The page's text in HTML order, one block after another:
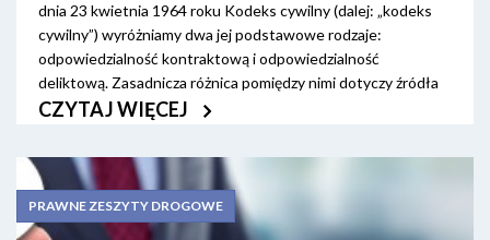
dnia 23 kwietnia 1964 roku Kodeks cywilny (dalej: „kodeks
cywilny”) wyróżniamy dwa jej podstawowe rodzaje:
odpowiedzialność kontraktową i odpowiedzialność
deliktową. Zasadnicza różnica pomiędzy nimi dotyczy źródła
powstania obowiązku odszkodowawczego. W przypadku
zaniechania lub niewłaściwego wykonania przez jedną ze
stron jej obowiązku wynikającego z wcześniej zawartej
umowy, w wyniku czego druga strona doznaje określonego
uszczerbku. Przy odpowiedzialności deliktowej źródłem
CZYTAJ WIĘCEJ
PRAWNE ZESZYTY DROGOWE